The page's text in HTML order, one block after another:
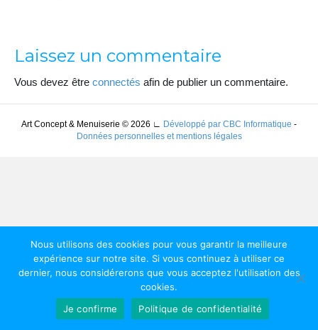
Laissez un commentaire
Vous devez être connectés afin de publier un commentaire.
Art Concept & Menuiserie © 2026 ∟ Développé par CBC Informatique -
Données personnelles et mentions légales
Nous utilisons des cookies pour vous garantir la meilleure
expérience sur notre site. Si vous continuez à utiliser ce
dernier, nous considérerons que vous acceptez l'utilisation des
cookies.
Je confirme
Politique de confidentialité